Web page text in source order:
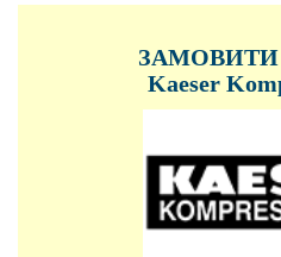
ЗАМОВИТИ
Kaeser